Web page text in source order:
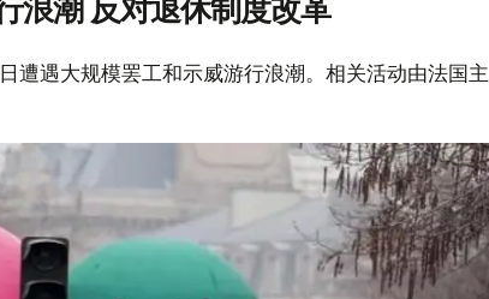
浪潮 反对退休制度改革
遭遇大规模罢工和示威游行浪潮。相关活动由法国主